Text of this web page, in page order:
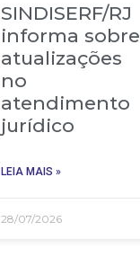
SINDISERF/RJ
informa sobre
atualizações
no
atendimento
jurídico
LEIA MAIS »
28/07/2026